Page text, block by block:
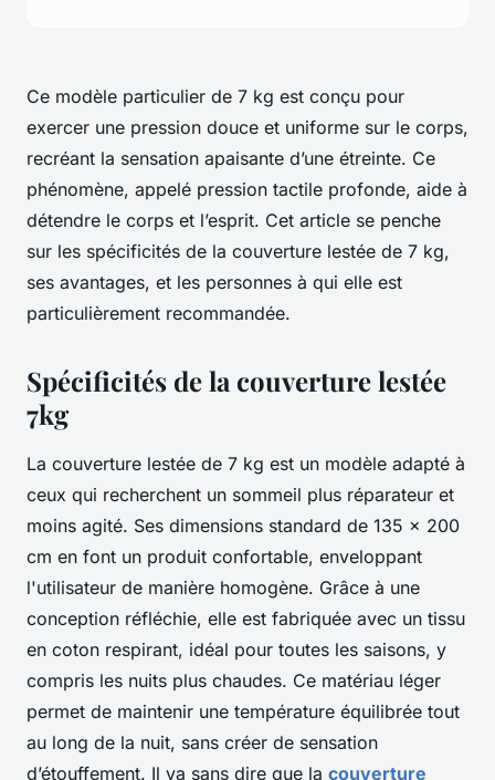
Ce modèle particulier de 7 kg est conçu pour
exercer une pression douce et uniforme sur le corps,
recréant la sensation apaisante d’une étreinte. Ce
phénomène, appelé pression tactile profonde, aide à
détendre le corps et l’esprit. Cet article se penche
sur les spécificités de la couverture lestée de 7 kg,
ses avantages, et les personnes à qui elle est
particulièrement recommandée.
Spécificités de la couverture lestée
7kg
La couverture lestée de 7 kg est un modèle adapté à
ceux qui recherchent un sommeil plus réparateur et
moins agité. Ses dimensions standard de 135 x 200
cm en font un produit confortable, enveloppant
l'utilisateur de manière homogène. Grâce à une
conception réfléchie, elle est fabriquée avec un tissu
en coton respirant, idéal pour toutes les saisons, y
compris les nuits plus chaudes. Ce matériau léger
permet de maintenir une température équilibrée tout
au long de la nuit, sans créer de sensation
d’étouffement. Il va sans dire que la couverture